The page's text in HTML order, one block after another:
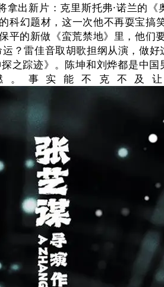
新片：克里斯托弗·诺兰的《
幻题材，这一次他不再耍宝搞
的新做《蛮荒禁地》里，他
？雷佳音取胡歌担纲从演，做
踪迹》。陈坤和刘烨都是中
事实能不克不及